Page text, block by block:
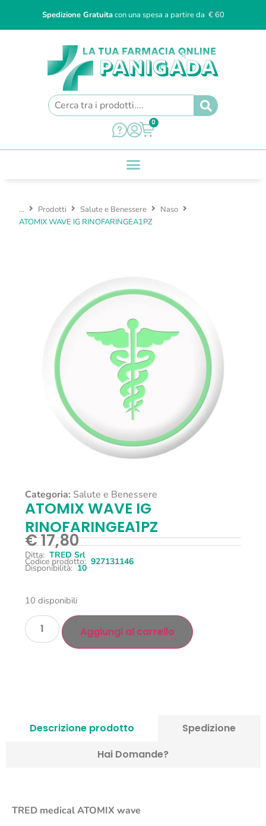
Spedizione Gratuitacon una spesa a partire da € 60
0
... Prodotti Salute e Benessere
Naso
ATOMIX WAVE IG RINOFARINGEA1PZ
Categoria: Salute e Benessere
ATOMIX WAVE IG
RINOFARINGEA1PZ
€17,80
Ditta: TRED Srl
Codice prodotto: 927131146
Disponibilità: 10
10 disponibili
Aggiungi al carrello
Descrizione prodotto
Spedizione
Hai Domande?
TRED medical ATOMIX wave